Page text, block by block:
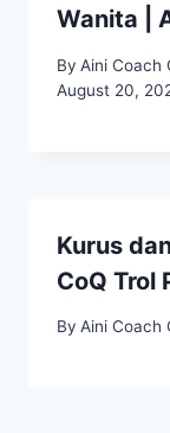
Wanita |
By Aini Coach
August 20,
Kurus
CoQ Trol
By Aini Coach